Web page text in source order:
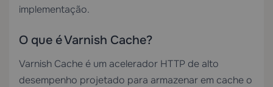
implementação.
O que é Varnish Cache?
Varnish Cache é um acelerador HTTP de alto
desempenho projetado para armazenar em cache o